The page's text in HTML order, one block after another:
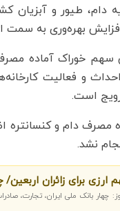
دام، طیور و
بهره‌وری به سمت
خوراک آماده مصرف
و فعالیت
است.
مصرف دام و
نشد.
ارزی برای زائران